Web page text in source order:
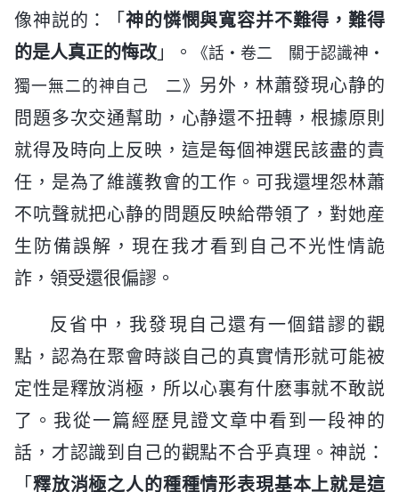
像神説的：「神的憐憫與寬容并不難得，難得
的是人真正的悔改 」。
《話・卷二 關于認識神・
獨一無二的神自己 二》 另外，林蕭發現心静的
問題多次交通幫助，心静還不扭轉，根據原則
就得及時向上反映，這是每個神選民該盡的責
任，是為了維護教會的工作。可我還埋怨林蕭
不吭聲就把心静的問題反映給帶領了，對她産
生防備誤解，現在我才看到自己不光性情詭
詐，領受還很偏謬。
反省中，我發現自己還有一個錯謬的觀
點，認為在聚會時談自己的真實情形就可能被
定性是釋放消極，所以心裏有什麽事就不敢説
了。我從一篇經歷見證文章中看到一段神的
話，才認識到自己的觀點不合乎真理。神説：
「 釋放消極之人的種種情形表現基本上就是這